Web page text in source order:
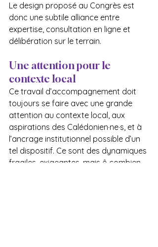
Le design proposé au Congrès est
donc une subtile alliance entre
expertise, consultation en ligne et
délibération sur le terrain.
Une attention pour le
contexte local
Ce travail d’accompagnement doit
toujours se faire avec une grande
attention au contexte local, aux
aspirations des Calédonien·ne·s, et à
l’ancrage institutionnel possible d’un
tel dispositif. Ce sont des dynamiques
fragiles, exigeantes, mais ô combien